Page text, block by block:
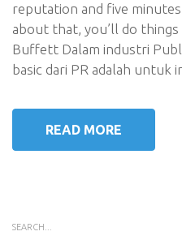
reputation and five
about that, you’ll do
Buffett Dalam industri
basic dari PR adalah
READ MORE